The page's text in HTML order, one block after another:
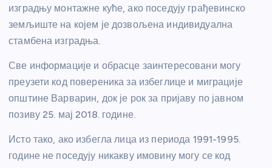
изградњу монтажне куће, ако поседују грађевинско
земљиште на којем је дозвољена индивидуална
стамбена изградња.
Све информације и обрасце заинтересовани могу
преузети код повереника за избеглице и миграције
општине Варварин, док је рок за пријаву по јавном
позиву 25. мај 2018. године.
Исто тако, ако избегла лица из периода 1991-1995.
године не поседују никакву имовину могу се код